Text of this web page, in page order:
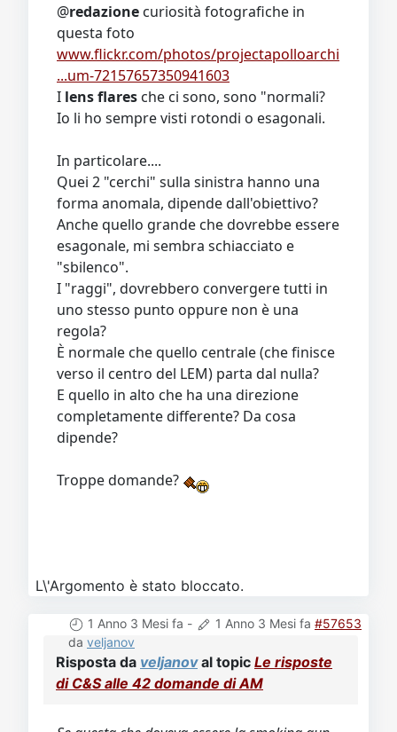
@redazione curiosità fotografiche in
questa foto
www.flickr.com/photos/projectapolloarchi
...um-72157657350941603
I lens flares che ci sono, sono "normali?
Io li ho sempre visti rotondi o esagonali.
In particolare....
Quei 2 "cerchi" sulla sinistra hanno una
forma anomala, dipende dall'obiettivo?
Anche quello grande che dovrebbe essere
esagonale, mi sembra schiacciato e
"sbilenco".
I "raggi", dovrebbero convergere tutti in
uno stesso punto oppure non è una
regola?
È normale che quello centrale (che finisce
verso il centro del LEM) parta dal nulla?
E quello in alto che ha una direzione
completamente differente? Da cosa
dipende?
Troppe domande?
L\'Argomento è stato bloccato.
1 Anno 3 Mesi fa - 1 Anno 3 Mesi fa #57653
da veljanov
Risposta da veljanoval topic Le risposte
di C&S alle 42 domande di AM